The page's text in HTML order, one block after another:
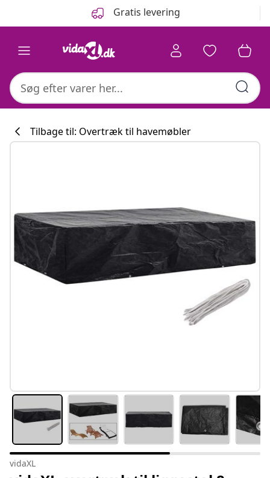
Gratis levering
#sharemevidaxl
Tilbage til: Overtræk til havemøbler
vidaXL